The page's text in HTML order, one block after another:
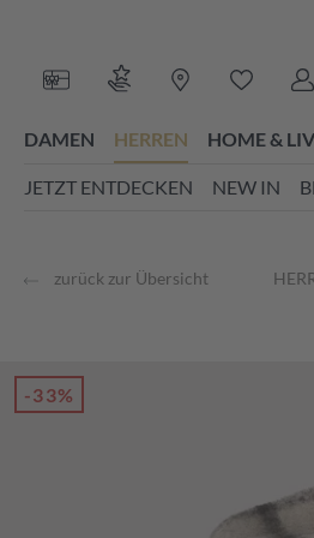
Du
DAMEN HERREN HOME &
JETZT ENTDECKEN NEW IN
zurück zur Übersicht
-33%